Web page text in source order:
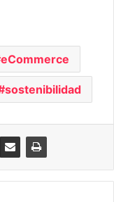
eCommerce
sostenibilidad